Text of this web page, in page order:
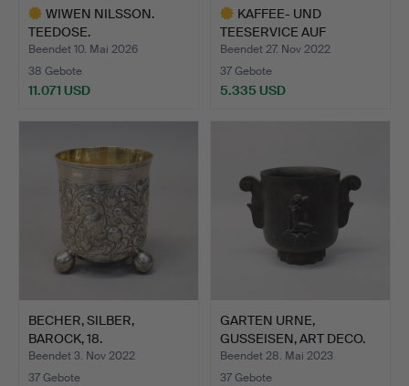
WIWEN NILSSON.
TEEDOSE.
Beendet 10. Mai 2026
38 Gebote
11.071 USD
KAFFEE- UND
TEESERVICE AUF
TABLETT, SILBER…
Beendet 27. Nov 2022
37 Gebote
5.335 USD
BECHER, SILBER,
BAROCK, 18.
JAHRHUNDERT.
Beendet 3. Nov 2022
37 Gebote
GARTEN URNE,
GUSSEISEN, ART DECO.
Beendet 28. Mai 2023
37 Gebote